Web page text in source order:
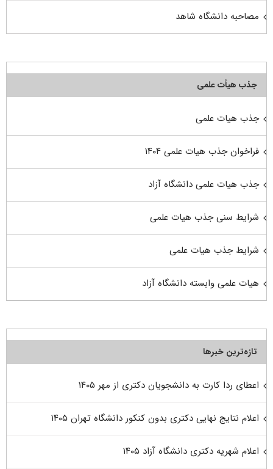
مصاحبه دانشگاه شاهد
جذب هیأت علمی
جذب هیات علمی
فراخوان جذب هیات علمی ۱۴۰۴
جذب هیات علمی دانشگاه آزاد
شرایط سنی جذب هیات علمی
شرایط جذب هیات علمی
هیات علمی وابسته دانشگاه آزاد
تازه‌ترین خبرها
اعطای ردا کارت به دانشجویان دکتری از مهر ۱۴۰۵
اعلام نتایج نهایی دکتری بدون کنکور دانشگاه تهران ۱۴۰۵
اعلام شهریه دکتری دانشگاه آزاد ۱۴۰۵